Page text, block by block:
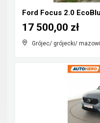
Ford Focus 2.0
Grójec/ grójecki/
17 500,00 zł